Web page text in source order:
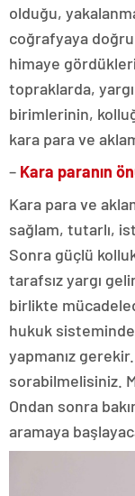
olduğu,
coğrafyaya
himaye
topraklarda,
birimlerinin,
kara para ve
– Kara paranın
Kara para ve
sağlam, tutarlı,
Sonra güçlü
tarafsız yargı
birlikte
hukuk
yapmanız
sorabilmelisiniz.
Ondan sonra
aramaya